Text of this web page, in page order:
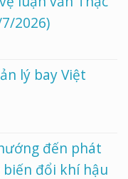
2026)
lý bay Việt
đến phát
đổi khí hậu